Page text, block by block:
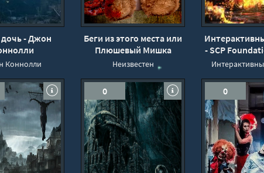
- Джон
Коннолли
Беги из этого места или
Плюшевый Мишка
Неизвестен
- SCP
1)
0 0